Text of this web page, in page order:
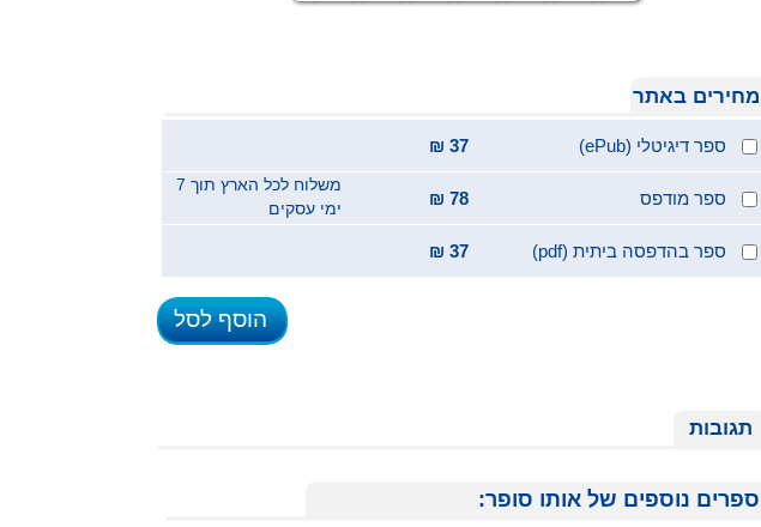
מחירים באתר
ספר דיגיטלי (ePub) 37 ₪
ספר מודפס 78 ₪
משלוח לכל הארץ תוך 7
ימי עסקים
ספר בהדפסה ביתית (pdf) 37 ₪
הוסף לסל
תגובות
ספרים נוספים של אותו סופר: